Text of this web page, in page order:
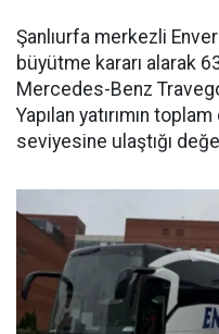
Şanlıurfa merkezli
büyütme kararı alarak
Mercedes-Benz
Yapılan yatırımın
seviyesine ulaştığı